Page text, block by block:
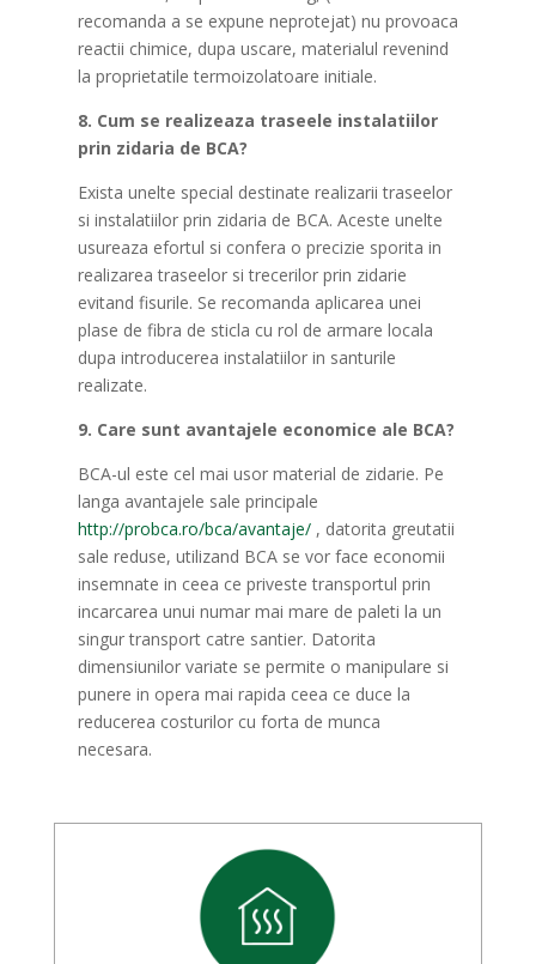
recomanda a se expune neprotejat) nu provoaca
reactii chimice, dupa uscare, materialul revenind
la proprietatile termoizolatoare initiale.
8. Cum se realizeaza traseele instalatiilor
prin zidaria de BCA?
Exista unelte special destinate realizarii traseelor
si instalatiilor prin zidaria de BCA. Aceste unelte
usureaza efortul si confera o precizie sporita in
realizarea traseelor si trecerilor prin zidarie
evitand fisurile. Se recomanda aplicarea unei
plase de fibra de sticla cu rol de armare locala
dupa introducerea instalatiilor in santurile
realizate.
9. Care sunt avantajele economice ale BCA?
BCA-ul este cel mai usor material de zidarie. Pe
langa avantajele sale principale
http://probca.ro/bca/avantaje/, datorita greutatii
sale reduse, utilizand BCA se vor face economii
insemnate in ceea ce priveste transportul prin
incarcarea unui numar mai mare de paleti la un
singur transport catre santier. Datorita
dimensiunilor variate se permite o manipulare si
punere in opera mai rapida ceea ce duce la
reducerea costurilor cu forta de munca
necesara.